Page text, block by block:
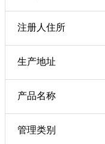
注册人住所
生产地址
产品名称
管理类别